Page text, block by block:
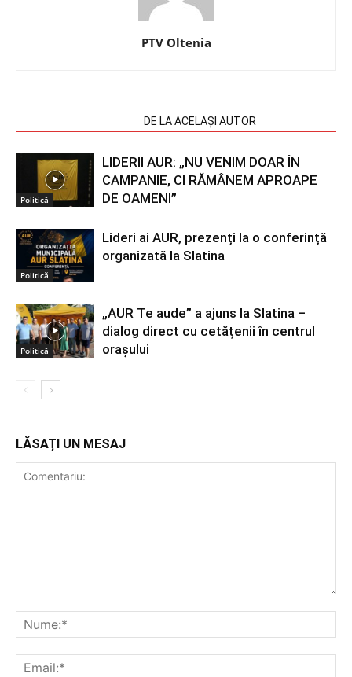
PTV Oltenia
DE LA ACELAȘI AUTOR
Politică
LIDERII AUR: „NU VENIM DOAR ÎN
CAMPANIE, CI RĂMÂNEM APROAPE
DE OAMENI”
Politică
Lideri ai AUR, prezenți la o conferință
organizată la Slatina
Politică
„AUR Te aude” a ajuns la Slatina –
dialog direct cu cetățenii în centrul
orașului
LĂSAȚI UN MESAJ